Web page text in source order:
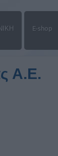
E-shop
Α.Ε.